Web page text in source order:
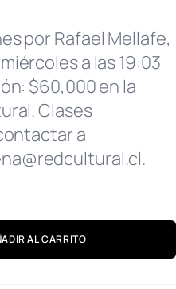
por Rafael Mellafe,
a las 19:03
$60,000 en la
Clases
a
AL CARRITO